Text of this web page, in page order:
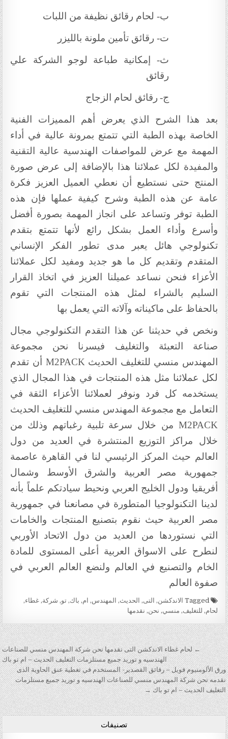
ب‌- لحام رقائق نظيفة من اللبات
ت‌- رقائق تأمين ملونة بالليزر
ث‌-
إمكانية طباعة لوجو الشركة علي
رقائق
ج‌- رقائق لحام الزجاج
بعد هذا الشرح الذي يعرض أهم المميزات الفنية
الخاصة بهذه الطبة التي تتمتع بمرونة عالية في أداء
المهمة مع عرض للمواصفات الهندسية عالية التقنية
والمفيدة لكل عملائنا هذا بالإضافة إلى عرض صورة
المنتج حتى نستطيع أن نعطي العميل العزيز فكرة
عامة عن هذه الطبة وشرح كيفية عملها فإن هذه
الطبة توفر وتساعد على انجاز المهمة بصورة أفضل
وأسرع وأداء العمل بشكل رائع لأنها تتمتع بتقدم
تكنولوجي هائل يعبر مدى تطور الفكر الإنساني
المتقدم وتقديم كل ما هو جديد ومفيد لكل عملائنا
الأعزاء فنحن نساعد عميلنا العزيز في اتخاذ القرار
السليم بالشراء لمثل هذه المنتجات التي تقوم
بالحفاظ على ماكيناته وآلاته التي يعمل بها
ونخص في حديثنا عن هذا التقدم التكنولوجي مجال
صناعة التعبئة والتغليف فيسرنا نحن مجموعة
المهندس منسي للتغليف الحديث M2PACK أن تقدم
لكل عملائنا مثل هذه المنتجات في هذا المجال الذي
يستخدمه كل فرد ونوفر لعملائنا الأعزاء الثقة في
التعامل مع مجموعة المهندس منسي للتغليف الحديث
M2PACK من خلال سرعة تلبية رغباتهم وذلك من
خلال مراكز التوزيع المنتشرة في العديد من دول
العالم حيث المركز الرئيسي لنا في القاهرة عاصمة
جمهورية مصر العربية والشرق الأوسط وشمال
أفريقيا ودول الخليج العربي ونحيط سيادتكم علماً بأنه
لدينا التكنولوجيا المتطورة في مصانعنا في جمهورية
مصر العربية حيث نقوم بتصنيع المنتجات والخامات
التي نستوردها من العديد من دول الاتحاد الأوربي
لنطرح على الاسواق العربية أعلى المستوى للمادة
الخام والتصنيع في العالم ولنضع العالم العربي في
صفوة العالم
Tagged الاندكشن, التى, الحديث, المهندس, ام, باك,تو, شركة,غطاء,
لحام, للتغليف, منسي, نحن, نقدمها
تصفّح المقالات
← لحام غطاء الاندكشن التى نقدمها نحن شركة المهندس منسي للصناعات
الهندسيه و توريد جميع مستلزمات التغليف الحديث – ام تو باك
ورق الألومنيوم فويل – رقائق القصدير- المستخدم في تغطية عنق الحاوية الذى
نقدمه نحن شركة المهندس منسي للصناعات الهندسيه و توريد جميع مستلزمات
التغليف الحديث – ام تو باك →
تصنيفات